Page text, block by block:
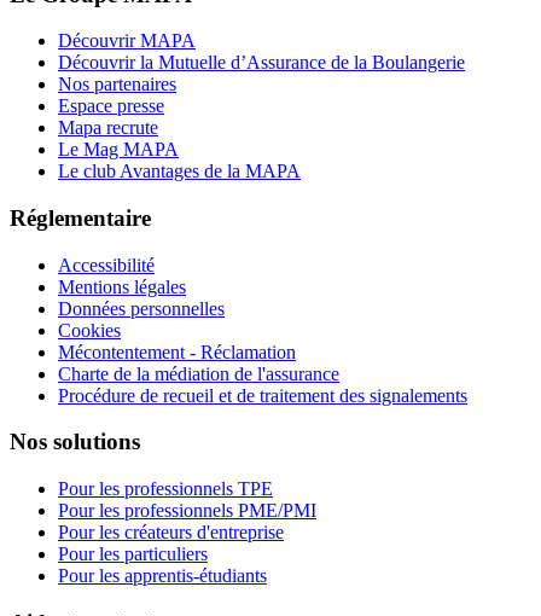
Découvrir MAPA
Découvrir la Mutuelle d’Assurance de la Boulangerie
Nos partenaires
Espace presse
Mapa recrute
Le Mag MAPA
Le club Avantages de la MAPA
Réglementaire
Accessibilité
Mentions légales
Données personnelles
Cookies
Mécontentement - Réclamation
Charte de la médiation de l'assurance
Procédure de recueil et de traitement des signalements
Nos solutions
Pour les professionnels TPE
Pour les professionnels PME/PMI
Pour les créateurs d'entreprise
Pour les particuliers
Pour les apprentis-étudiants